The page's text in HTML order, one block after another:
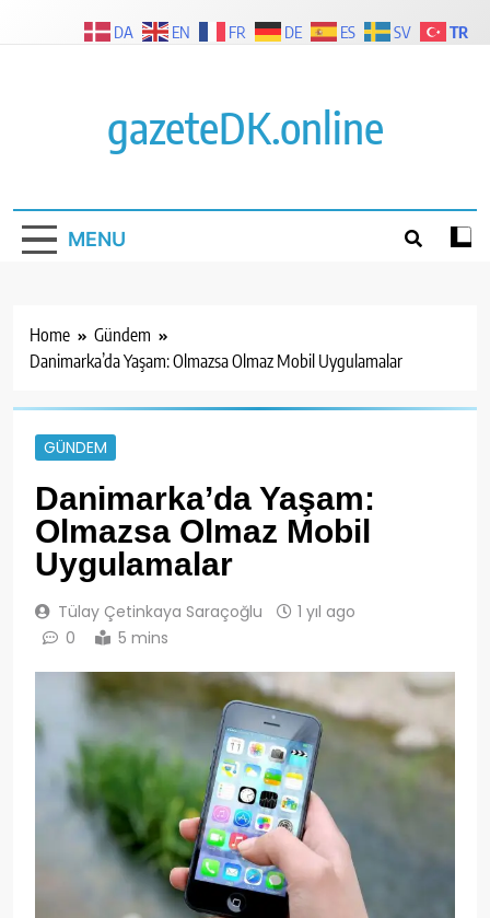
gazeteDK.online
MENU
Home
Gündem
Danimarka’da Yaşam: Olmazsa Olmaz Mobil Uygulamalar
GÜNDEM
Danimarka’da Yaşam:
Olmazsa Olmaz Mobil
Uygulamalar
Tülay Çetinkaya Saraçoğlu
1 yıl ago
0
5 mins
DA EN FR DE ES SV TR